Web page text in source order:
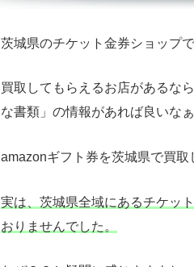
茨城県のチケット金券ショップ
買取してもらえるお店があるな
な書類」の情報があれば良いなぁ
amazonギフト券を茨城県で買
実は、茨城県全域にあるチケッ
おりませんでした。